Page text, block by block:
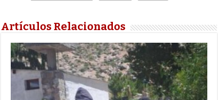
Artículos Relacionados